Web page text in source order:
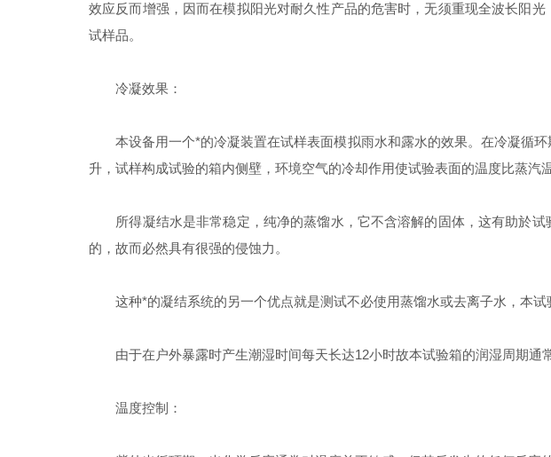
效应反而增强，因而在模拟阳光对耐久性产品的危害时，无须重现全波长阳
试样品。
冷凝效果：
本设备用一个*的冷凝装置在试样表面模拟雨水和露水的效果。在冷凝循环
升，试样构成试验的箱内侧壁，环境空气的冷却作用使试验表面的温度比蒸
所得凝结水是非常稳定，纯净的蒸馏水，它不含溶解的固体，这有助於试
的，故而必然具有很强的侵蚀力。
这种*的凝结系统的另一个优点就是测试不必使用蒸馏水或去离子水，本试
由于在户外暴露时产生潮湿时间每天长达12小时故本试验箱的润湿周期通
温度控制：